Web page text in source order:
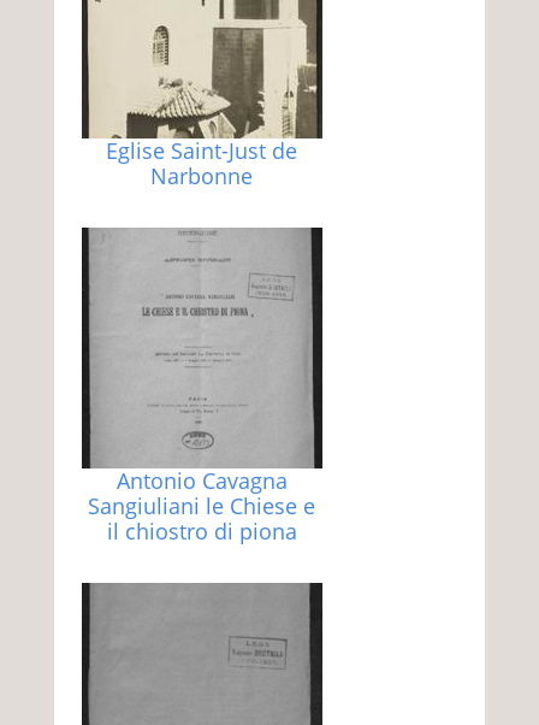
Eglise Saint-Just de
Narbonne
Antonio Cavagna
Sangiuliani le Chiese e
il chiostro di piona